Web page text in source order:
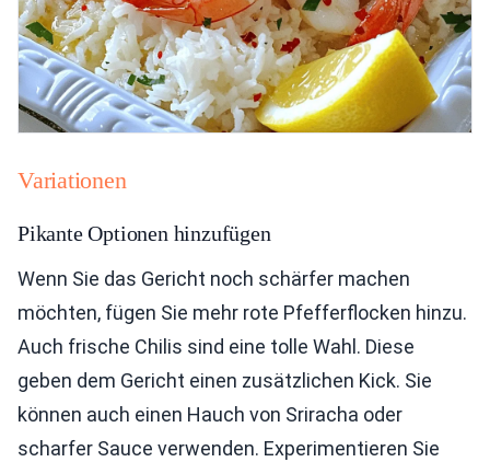
Variationen
Pikante Optionen hinzufügen
Wenn Sie das Gericht noch schärfer machen
möchten, fügen Sie mehr rote Pfefferflocken hinzu.
Auch frische Chilis sind eine tolle Wahl. Diese
geben dem Gericht einen zusätzlichen Kick. Sie
können auch einen Hauch von Sriracha oder
scharfer Sauce verwenden. Experimentieren Sie